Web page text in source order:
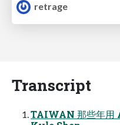
retrage
Transcript
TAIWAN 那些年用